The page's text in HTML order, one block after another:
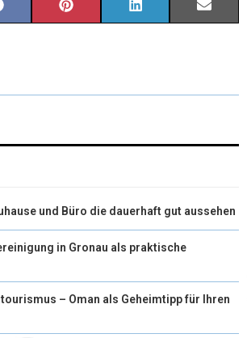
E
K
T
S
K
N
I
und Büro die dauerhaft gut aussehen
in Gronau als praktische
– Oman als Geheimtipp für Ihren